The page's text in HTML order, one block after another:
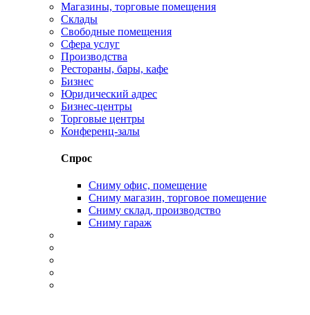
Магазины, торговые помещения
Склады
Свободные помещения
Сфера услуг
Производства
Рестораны, бары, кафе
Бизнес
Юридический адрес
Бизнес-центры
Торговые центры
Конференц-залы
Спрос
Сниму офис, помещение
Сниму магазин, торговое помещение
Сниму склад, производство
Сниму гараж